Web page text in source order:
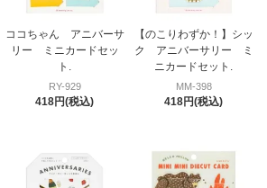
ココちゃん アニバーサ
リー ミニカードセッ
ト.
RY-929
418円(税込)
【のこりわずか！】シッ
ク アニバーサリー ミ
ニカードセット.
MM-398
418円(税込)